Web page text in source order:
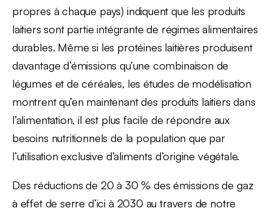
propres à chaque pays) indiquent que les produits
laitiers sont partie intégrante de régimes alimentaires
durables. Même si les protéines laitières produisent
davantage d’émissions qu’une combinaison de
légumes et de céréales, les études de modélisation
montrent qu’en maintenant des produits laitiers dans
l’alimentation, il est plus facile de répondre aux
besoins nutritionnels de la population que par
l’utilisation exclusive d’aliments d’origine végétale.
Des réductions de 20 à 30 % des émissions de gaz
à effet de serre d’ici à 2030 au travers de notre